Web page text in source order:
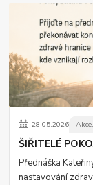
28.05.2026
ŠIŘITELÉ
Přednáška
nastavování